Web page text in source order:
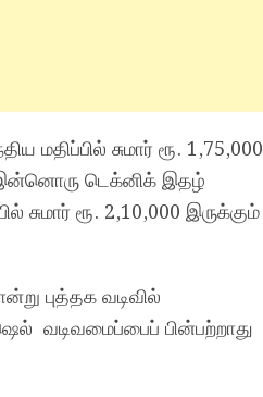
சுமார் ரூ. 1,75,000
டெக்னிக் இதழ்
ரூ. 2,10,000 இருக்கும்
புத்தக வடிவில்
வடிவமைப்பைப் பின்பற்றாது